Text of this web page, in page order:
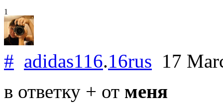
1
# adidas116.16rus 17
в ответку + от меня